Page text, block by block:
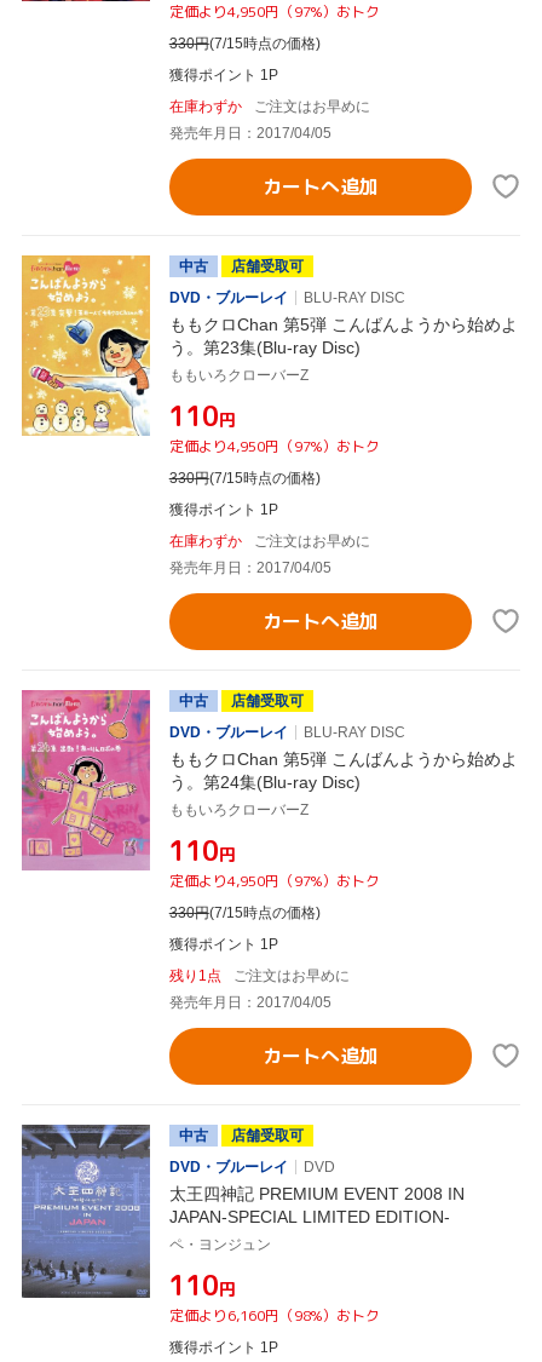
定価より4,950円（97%）おトク
330円(7/15時点の価格)
獲得ポイント 1P
在庫わずか
ご注文はお早めに
発売年月日：2017/04/05
カートへ追加
中古
店舗受取可
DVD・ブルーレイ
BLU-RAY DISC
ももクロChan 第5弾 こんばんようから始めよ
う。第23集(Blu-ray Disc)
ももいろクローバーZ
¥110円
定価より4,950円（97%）おトク
330円(7/15時点の価格)
獲得ポイント 1P
在庫わずか
ご注文はお早めに
発売年月日：2017/04/05
カートへ追加
中古
店舗受取可
DVD・ブルーレイ
BLU-RAY DISC
ももクロChan 第5弾 こんばんようから始めよ
う。第24集(Blu-ray Disc)
ももいろクローバーZ
¥110円
定価より4,950円（97%）おトク
330円(7/15時点の価格)
獲得ポイント 1P
残り1点
ご注文はお早めに
発売年月日：2017/04/05
カートへ追加
中古
店舗受取可
DVD・ブルーレイ
DVD
太王四神記 PREMIUM EVENT 2008 IN
JAPAN-SPECIAL LIMITED EDITION-
ペ・ヨンジュン
¥110円
定価より6,160円（98%）おトク
獲得ポイント 1P